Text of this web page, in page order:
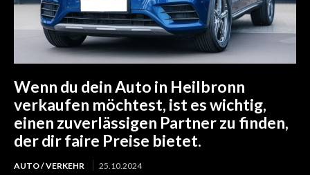
Wenn du dein Auto in Heilbronn
verkaufen möchtest, ist es wichtig,
einen zuverlässigen Partner zu finden,
der dir faire Preise bietet.
AUTO / VERKEHR 25.10.2024